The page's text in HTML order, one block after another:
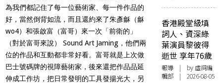
為我們都記住了每一位藝術家、每一件作品的
好，當然倒背如流，而且還約來了朱彥龢（龢
wo4）和張啟富（富哥）來一次「前衛的」
（對於富哥來說） Sound Art Jaming，他們兩
位的作品和互動都非常好看。富哥就是上次做
巴士號碼牌的視障藝術家，後來還把作品品延
伸成工作坊，把日常發明的工具發揚光大，另
香港殿堂級填
詞人、資深綠
葉演員黎彼得
逝世 享年76歲
報導 | by 虛詞編
輯部 | 2026-08-05